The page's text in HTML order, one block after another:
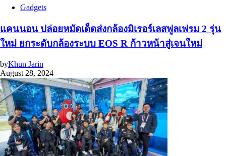
Gadgets
แคนนอน ปล่อยหมัดเด็ดส่งกล้องมิเรอร์เลสฟูลเฟรม 2 รุ่น
ใหม่ ยกระดับกล้องระบบ EOS R ก้าวหน้าสู่เจนใหม่
byKhun Jarin
August 28, 2024